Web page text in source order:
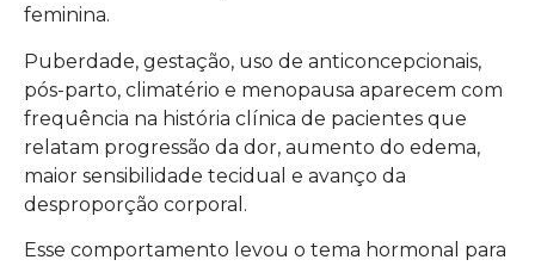
feminina.
Puberdade, gestação, uso de anticoncepcionais,
pós-parto, climatério e menopausa aparecem com
frequência na história clínica de pacientes que
relatam progressão da dor, aumento do edema,
maior sensibilidade tecidual e avanço da
desproporção corporal.
Esse comportamento levou o tema hormonal para